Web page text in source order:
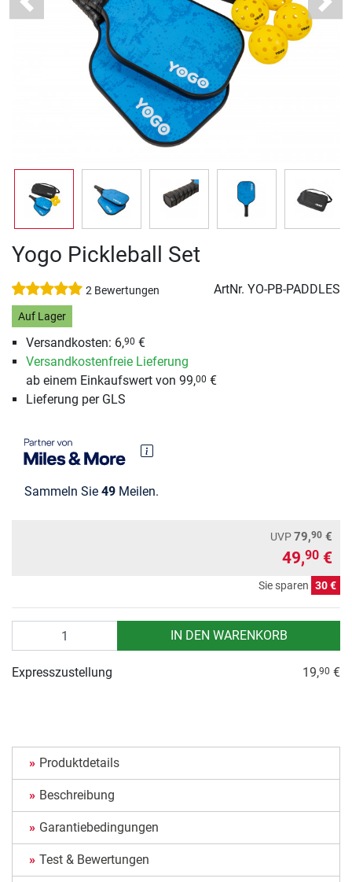
Previous Next
Yogo Pickleball Set
2 Bewertungen ArtNr. YO-PB-PADDLES
Auf Lager
Versandkosten: 6,90 €
Versandkostenfreie Lieferung
ab einem Einkaufswert von 99,00 €
Lieferung per GLS
Sammeln Sie 49 Meilen.
UVP79,90 €
49,90 €
Sie sparen 30 €
IN DEN WARENKORB
Expresszustellung 19,90 €
Produktdetails
Beschreibung
Garantiebedingungen
Test & Bewertungen